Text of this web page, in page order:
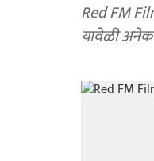
Red FM Film
यावेळी अनेक